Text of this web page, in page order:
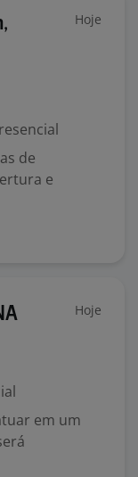
Hoje
de
e
Hoje
em um